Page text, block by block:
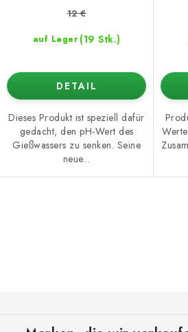
auf Lager (19 Stk.)
12 €
DETAIL
Dieses Produkt ist speziell dafür
gedacht, den pH-Wert des
Gießwassers zu senken. Seine
neue...